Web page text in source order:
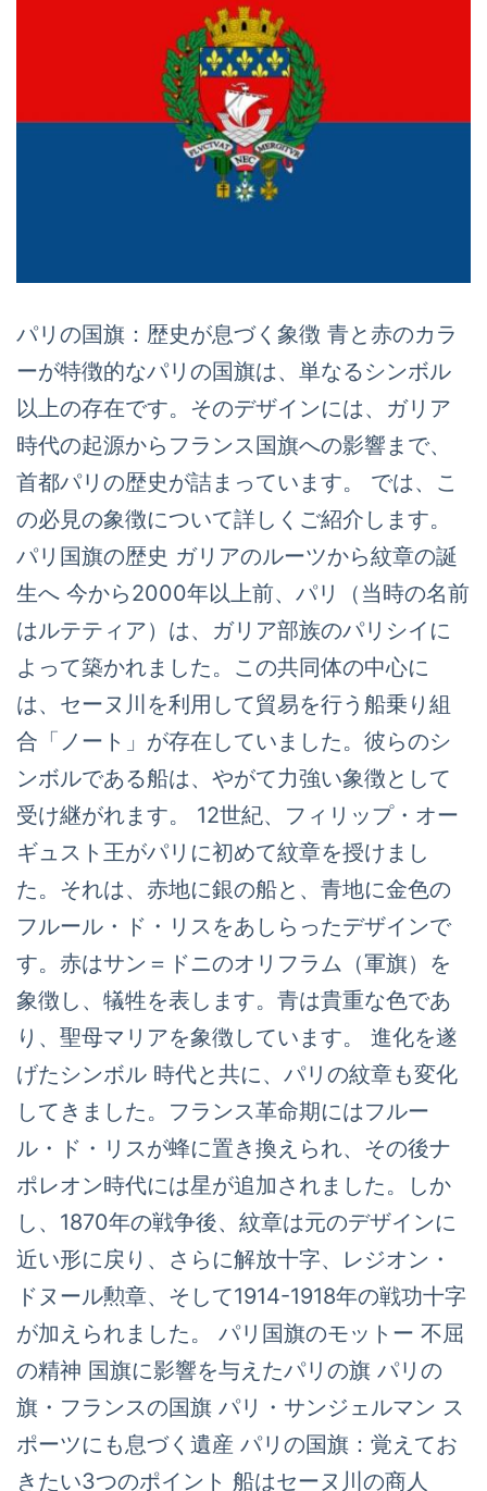
パリの国旗：歴史が息づく象徴 青と赤のカラ
ーが特徴的なパリの国旗は、単なるシンボル
以上の存在です。そのデザインには、ガリア
時代の起源からフランス国旗への影響まで、
首都パリの歴史が詰まっています。 では、こ
の必見の象徴について詳しくご紹介します。
パリ国旗の歴史 ガリアのルーツから紋章の誕
生へ 今から2000年以上前、パリ（当時の名前
はルテティア）は、ガリア部族のパリシイに
よって築かれました。この共同体の中心に
は、セーヌ川を利用して貿易を行う船乗り組
合「ノート」が存在していました。彼らのシ
ンボルである船は、やがて力強い象徴として
受け継がれます。 12世紀、フィリップ・オー
ギュスト王がパリに初めて紋章を授けまし
た。それは、赤地に銀の船と、青地に金色の
フルール・ド・リスをあしらったデザインで
す。赤はサン＝ドニのオリフラム（軍旗）を
象徴し、犠牲を表します。青は貴重な色であ
り、聖母マリアを象徴しています。 進化を遂
げたシンボル 時代と共に、パリの紋章も変化
してきました。フランス革命期にはフルー
ル・ド・リスが蜂に置き換えられ、その後ナ
ポレオン時代には星が追加されました。しか
し、1870年の戦争後、紋章は元のデザインに
近い形に戻り、さらに解放十字、レジオン・
ドヌール勲章、そして1914-1918年の戦功十字
が加えられました。 パリ国旗のモットー 不屈
の精神 国旗に影響を与えたパリの旗 パリの
旗・フランスの国旗 パリ・サンジェルマン ス
ポーツにも息づく遺産 パリの国旗：覚えてお
きたい3つのポイント 船はセーヌ川の商人